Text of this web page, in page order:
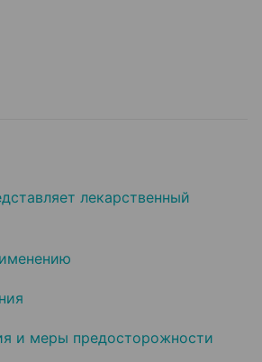
лекарственный
и меры предосторожности